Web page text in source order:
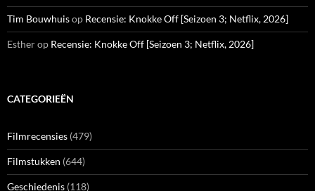
Tim Bouwhuisop Recensie: Knokke Off [Seizoen 3; Netflix, 2026]
Estherop Recensie: Knokke Off [Seizoen 3; Netflix, 2026]
CATEGORIEËN
Filmrecensies (479)
Filmstukken (644)
Geschiedenis (118)